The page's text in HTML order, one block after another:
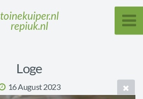
toinekuiper.nl
repiuk.nl
Loge
16 August 2023